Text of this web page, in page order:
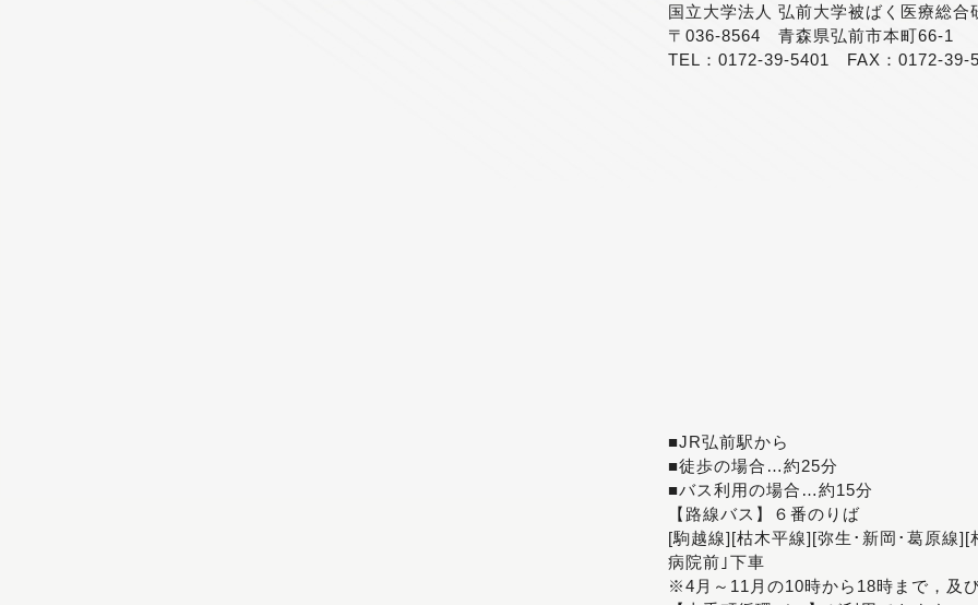
国立大学法人 弘前大学被ばく医療総合
〒036-8564 青森県弘前市本町66-1
TEL：0172-39-5401 FAX：0172-39-
■JR弘前駅から
■徒歩の場合…約25分
■バス利用の場合…約15分
【路線バス】６番のりば
[駒越線][枯木平線][弥生･新岡･葛原線
病院前｣下車
※4月～11月の10時から18時まで，及